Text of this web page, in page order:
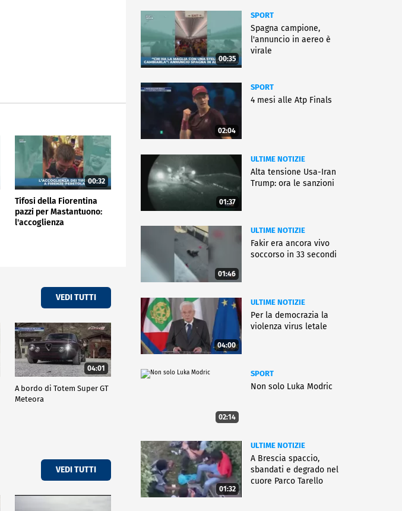
00:32
Tifosi della Fiorentina
pazzi per Mastantuono:
l'accoglienza
VEDI TUTTI
04:01
A bordo di Totem Super GT
Meteora
VEDI TUTTI
00:35
SPORT
Spagna campione,
l'annuncio in aereo è
virale
02:04
SPORT
4 mesi alle Atp Finals
01:37
ULTIME NOTIZIE
Alta tensione Usa-Iran
Trump: ora le sanzioni
01:46
ULTIME NOTIZIE
Fakir era ancora vivo
soccorso in 33 secondi
04:00
ULTIME NOTIZIE
Per la democrazia la
violenza virus letale
02:14
SPORT
Non solo Luka Modric
01:32
ULTIME NOTIZIE
A Brescia spaccio,
sbandati e degrado nel
cuore Parco Tarello